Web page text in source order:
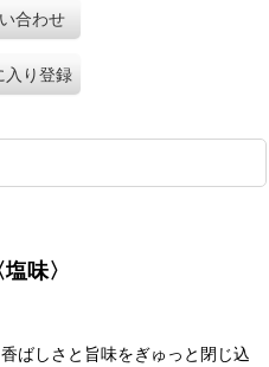
合わせ
入り登録
味〉
ばしさと旨味をぎゅっと閉じ込